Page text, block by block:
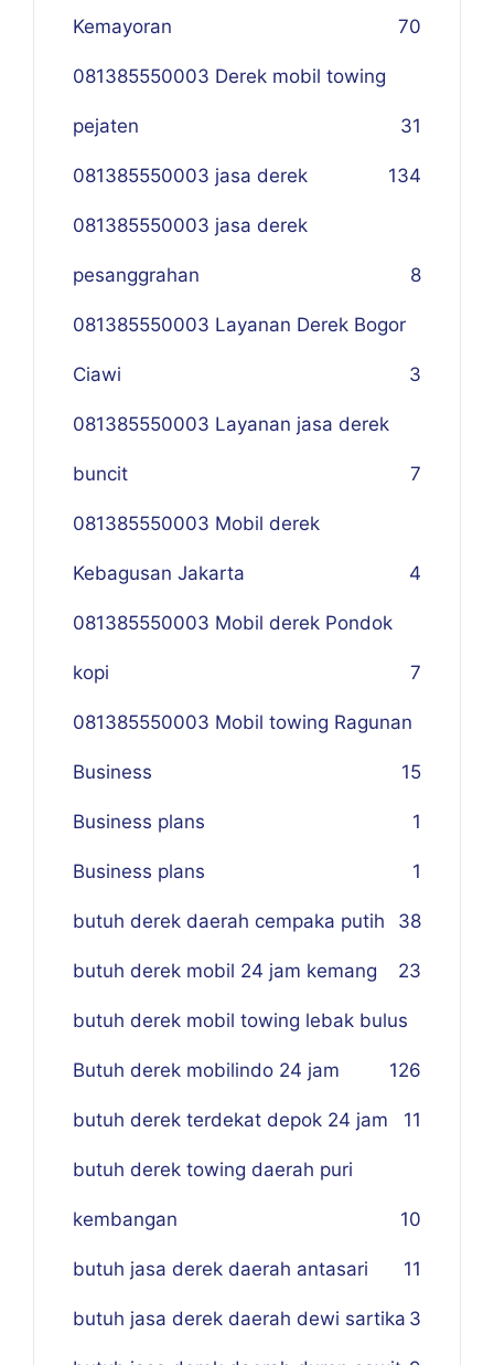
Kemayoran 70
081385550003 Derek mobil towing
pejaten 31
081385550003 jasa derek 134
081385550003 jasa derek
pesanggrahan 8
081385550003 Layanan Derek Bogor
Ciawi 3
081385550003 Layanan jasa derek
buncit 7
081385550003 Mobil derek
Kebagusan Jakarta 4
081385550003 Mobil derek Pondok
kopi 7
081385550003 Mobil towing Ragunan
5
Business 1
Business plans 1
Business plans 1
butuh derek daerah cempaka putih 38
butuh derek mobil 24 jam kemang 23
butuh derek mobil towing lebak bulus
26
Butuh derek mobilindo 24 jam 1
butuh derek terdekat depok 24 jam 11
butuh derek towing daerah puri
kembangan 10
butuh jasa derek daerah antasari 11
butuh jasa derek daerah dewi sartika 3